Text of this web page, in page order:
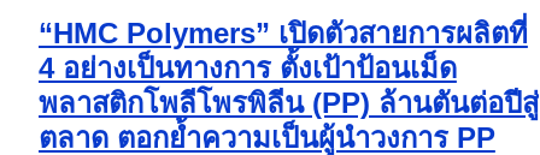
“HMC Polymers” เปิดตัวสายการผลิตที่
4 อย่างเป็นทางการ ตั้งเป้าป้อนเม็ด
พลาสติกโพลีโพรพิลีน (PP) ล้านตันต่อปีสู่
ตลาด ตอกย้ำความเป็นผู้นำวงการ PP